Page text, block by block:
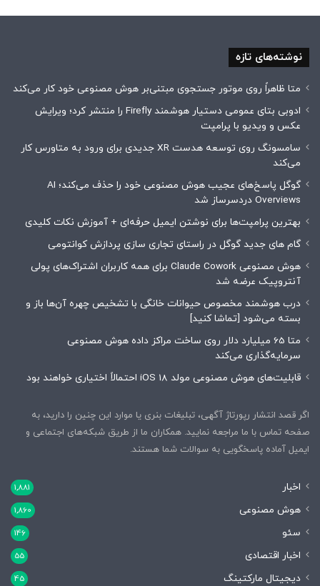
نوشته‌های تازه
متا ظاهراً روی موتور جستجوی مبتنی‌بر هوش مصنوعی خود کار می‌کند
ادوبی بتای عمومی دستیار هوشمند Firefly را منتشر کرد؛ ویرایش
عکس و ویدیو با پرامپت
سامسونگ روی توسعه هدست XR جدیدی برای ورود به متاورس کار
می‌کند
گوگل پاسخ‌های عجیب هوش مصنوعی خود را حذف می‌کند؛ AI
Overviews دردسرساز شد
بهترین پرامپت‌ها برای نوشتن ایمیل حرفه‌ای + آموزش نکات کلیدی
گام های جدید گوگل در راستای تجاری سازی پردازش کوانتومی
هوش مصنوعی Claude Cowork برای همه کاربران اشتراک‌های پولی
آنتروپیک عرضه شد
درب هوشمند مخصوص حیوانات خانگی با تشخیص چهره آن‌ها باز و
بسته می‌شود [تماشا کنید]
متا 65 میلیارد دلار روی ساخت مراکز داده هوش مصنوعی
سرمایه‌گذاری می‌کند
قابلیت‌های هوش مصنوعی مولد iOS 18 احتمالاً اختیاری خواهند بود
اگر قصد انتشار رپورتاژ آگهی، تبلیغات بنری یا موارد این چنین را دارید، به
صفحه تماس با ما مراجعه نمایید. همکاران ما از طریق شبکه‌های اجتماعی و
ایمیل آماده پاسخگویی به سوالات شما هستند.
اخبار 1,881
هوش مصنوعی 1,860
سئو 146
اخبار اقتصادی 55
دیجیتال مارکتینگ 45